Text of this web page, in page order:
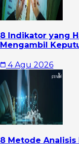
8 Indikator yang
Mengambil
4 Agu 2026
8 Metode